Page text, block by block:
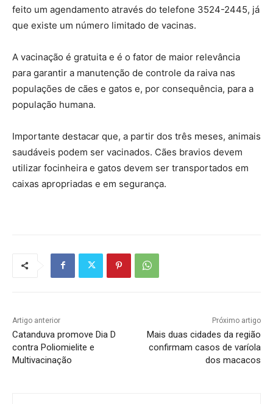
feito um agendamento através do telefone 3524-2445, já
que existe um número limitado de vacinas.
A vacinação é gratuita e é o fator de maior relevância
para garantir a manutenção de controle da raiva nas
populações de cães e gatos e, por consequência, para a
população humana.
Importante destacar que, a partir dos três meses, animais
saudáveis podem ser vacinados. Cães bravios devem
utilizar focinheira e gatos devem ser transportados em
caixas apropriadas e em segurança.
Artigo anterior
Catanduva promove Dia D
contra Poliomielite e
Multivacinação
Próximo artigo
Mais duas cidades da região
confirmam casos de varíola
dos macacos